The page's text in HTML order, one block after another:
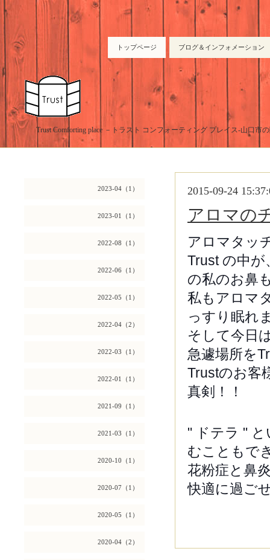
トップページ ブログ＆インフォメーション
Trust Comforting place －トラスト コンフォーティング プレイス-山口市
2023-04（1）
2023-01（1）
2022-08（1）
2022-06（1）
2022-05（1）
2022-04（2）
2022-03（1）
2022-01（1）
2021-09（1）
2021-03（1）
2020-10（1）
2020-07（1）
2020-05（1）
2020-04（2）
2015-09-24
アロマの
アロマタッ
Trust の中
の私のお鼻
私もアロマ
っすり眠れ
そして今日
急遽場所を
Trustのお客
真剣！！
" ドテラ "
むこともで
花粉症と鼻
快適に過ご